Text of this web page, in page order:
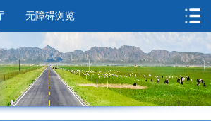
无障碍浏览